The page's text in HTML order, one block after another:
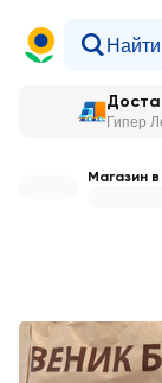
Гипер
Магазин в